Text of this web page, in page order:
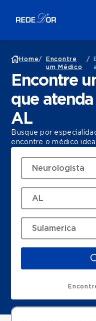
Home/
Encontre
um Médico
/
Encontre
que
AL
Busque por
encontre o médico